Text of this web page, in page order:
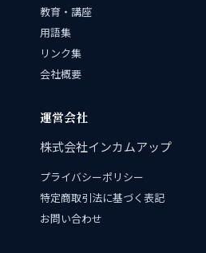
教育・講座
用語集
リンク集
会社概要
運営会社
株式会社インカムアップ
プライバシーポリシー
特定商取引法に基づく表記
お問い合わせ